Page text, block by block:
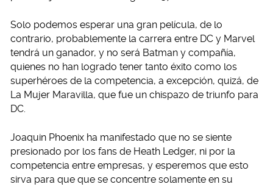
Solo podemos esperar una gran película, de lo
contrario, probablemente la carrera entre DC y Marvel
tendrá un ganador, y no será Batman y compañía,
quienes no han logrado tener tanto éxito como los
superhéroes de la competencia, a excepción, quizá, de
La Mujer Maravilla, que fue un chispazo de triunfo para
DC.
Joaquin Phoenix ha manifestado que no se siente
presionado por los fans de Heath Ledger, ni por la
competencia entre empresas, y esperemos que esto
sirva para que que se concentre solamente en su